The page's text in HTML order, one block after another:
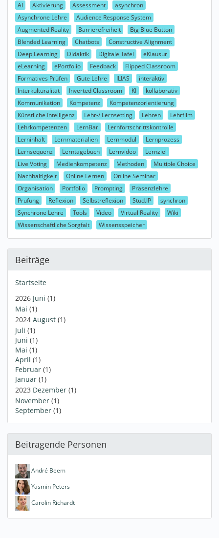
AI Aktivierung Assessment
asynchron
Asynchrone Lehre
Audience Response System
Augmented Reality
Barrierefreiheit
Big Blue Button
Blended Learning
Chatbots
Constructive Alignment
Deep Learning
Didaktik Digitale Tafel
eKlausur
eLearning
ePortfolio Feedback
Flipped Classroom
Formatives Prüfen
Gute Lehre ILIAS
interaktiv
Interkulturalität
Inverted Classroom KI
kollaborativ
Kommunikation
Kompetenz
Kompetenzorientierung
Künstliche Intelligenz
Lehr-/ Lernsetting Lehren
Lehrfilm
Lehrkompetenzen
LernBar
Lernfortschrittskontrolle
Lerninhalt
Lernmaterialien Lernmodul
Lernprozess
Lernsequenz
Lerntagebuch Lernvideo
Lernziel
Live Voting
Medienkompetenz Methoden
Multiple Choice
Nachhaltigkeit
Online Lernen
Online Seminar
Organisation
Portfolio Prompting
Präsenzlehre
Prüfung
Reflexion Selbstreflexion Stud.IP
synchron
Synchrone Lehre
Tools Video Virtual Reality
Wiki
Wissenschaftliche Sorgfalt
Wissensspeicher
Beiträge
Startseite
2026 Juni (1)
Mai (1)
2024 August (1)
Juli (1)
Juni (1)
Mai (1)
April (1)
Februar (1)
Januar (1)
2023 Dezember (1)
November (1)
September (1)
Beitragende Personen
André Beem
Yasmin Peters
Carolin Richardt